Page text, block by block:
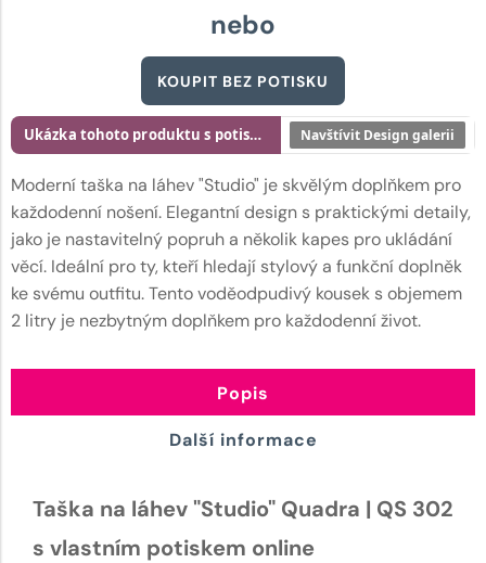
nebo
KOUPIT BEZ POTISKU
Moderní taška na láhev "Studio" je skvělým doplňkem pro
každodenní nošení. Elegantní design s praktickými detaily,
jako je nastavitelný popruh a několik kapes pro ukládání
věcí. Ideální pro ty, kteří hledají stylový a funkční doplněk
ke svému outfitu. Tento voděodpudivý kousek s objemem
2 litry je nezbytným doplňkem pro každodenní život.
Ukázka tohoto produktu s potiskem Navštívit Design galerii
Popis
Další informace
Taška na láhev "Studio" Quadra | QS 302
s vlastním potiskem online